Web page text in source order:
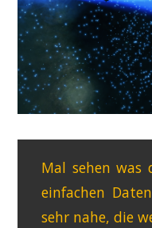
Mal sehen
einfachen
sehr nahe, die